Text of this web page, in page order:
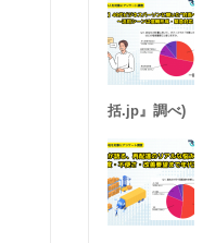
括.jp』調べ)